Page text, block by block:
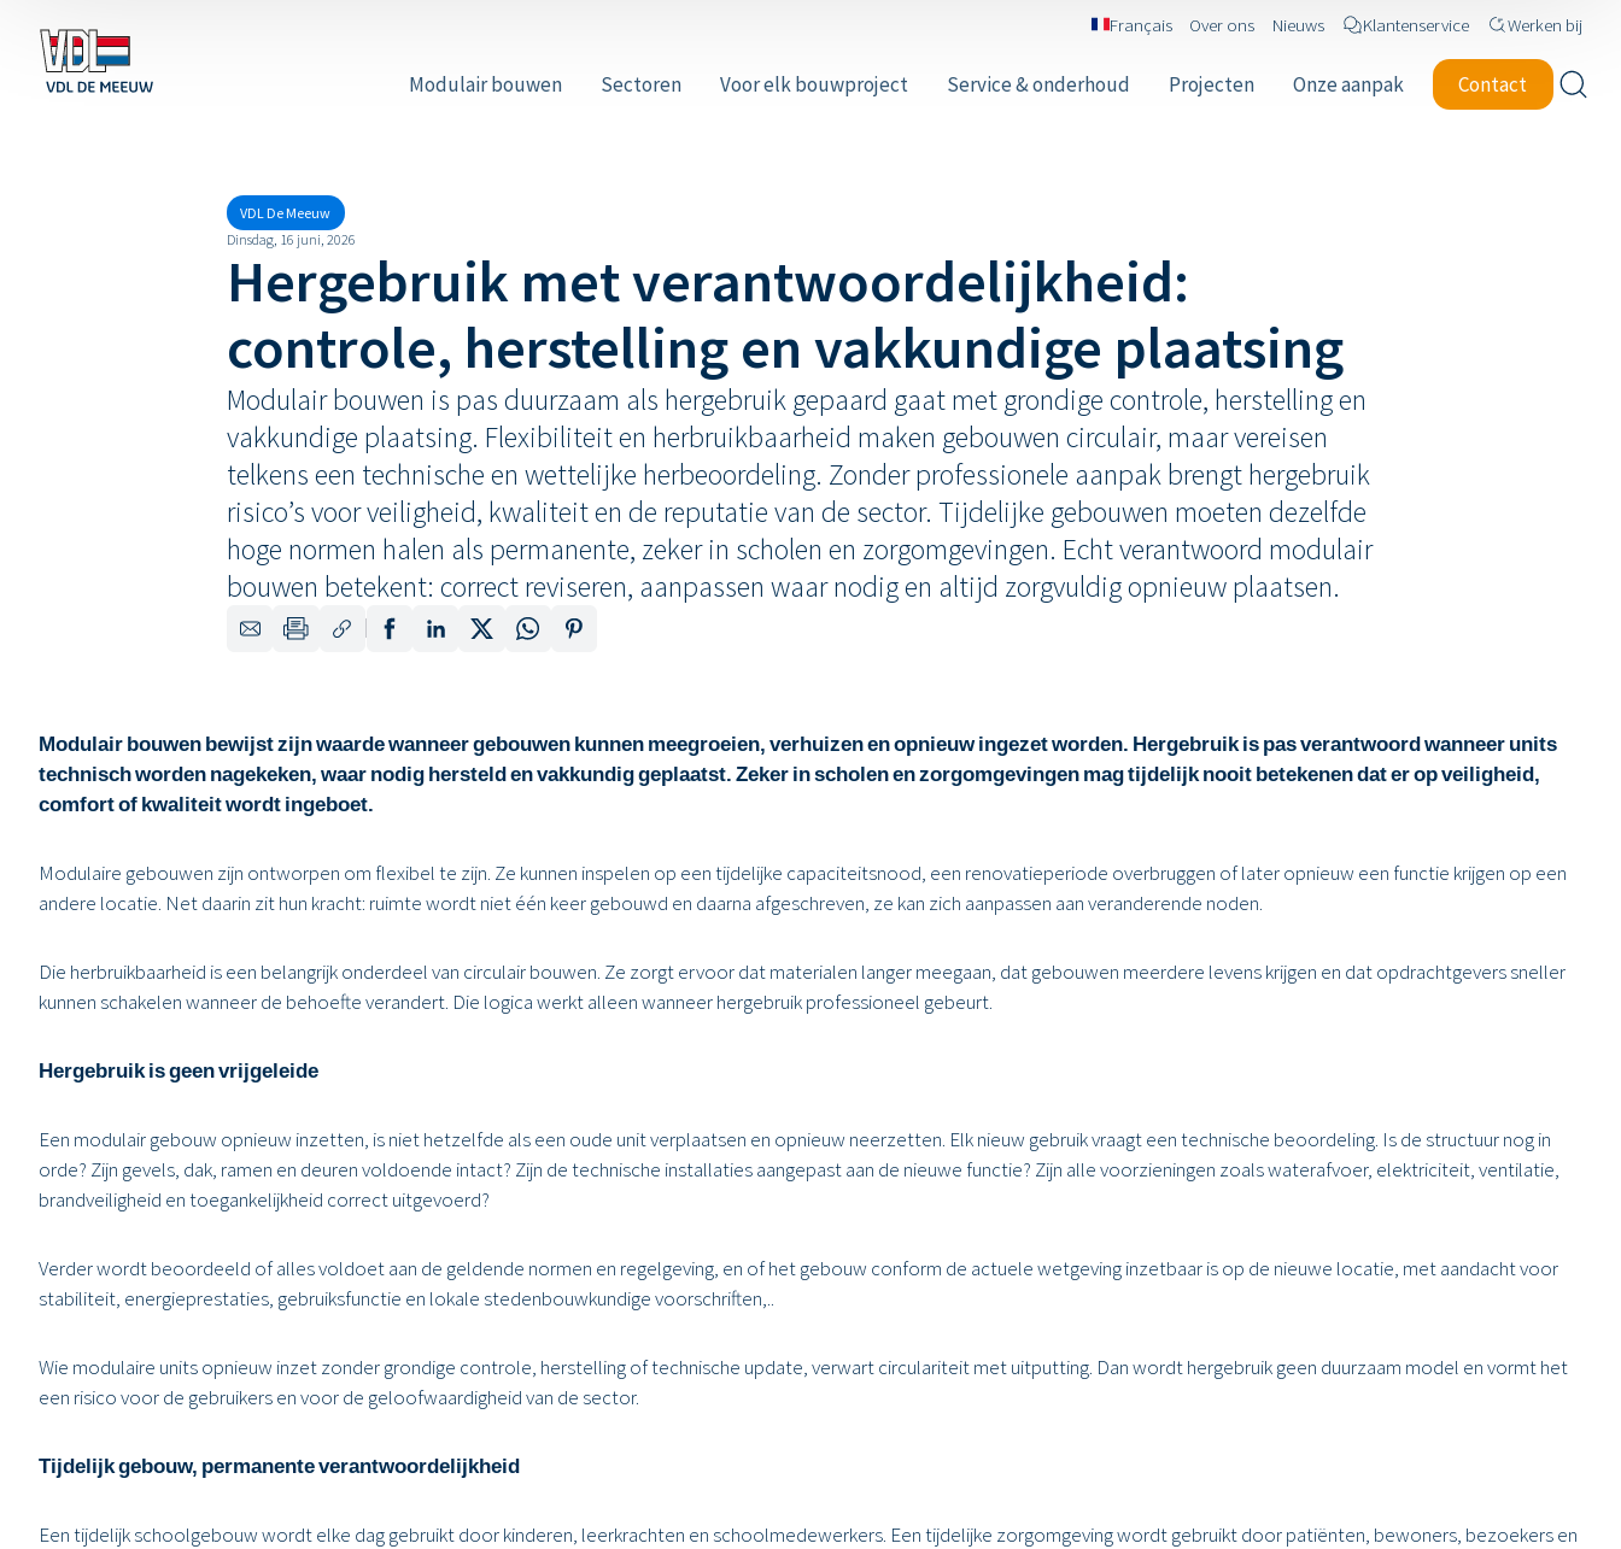
Français Over ons Nieuws Klantenservice Werken bij
Modulair bouwen Sectoren Voor elk bouwproject Service & onderhoud Projecten Onze aanpak Contact
VDL De Meeuw
Dinsdag, 16 juni, 2026
Hergebruik met verantwoordelijkheid:
controle, herstelling en vakkundige plaatsing
Modulair bouwen is pas duurzaam als hergebruik gepaard gaat met grondige controle, herstelling en
vakkundige plaatsing. Flexibiliteit en herbruikbaarheid maken gebouwen circulair, maar vereisen
telkens een technische en wettelijke herbeoordeling. Zonder professionele aanpak brengt hergebruik
risico’s voor veiligheid, kwaliteit en de reputatie van de sector. Tijdelijke gebouwen moeten dezelfde
hoge normen halen als permanente, zeker in scholen en zorgomgevingen. Echt verantwoord modulair
bouwen betekent: correct reviseren, aanpassen waar nodig en altijd zorgvuldig opnieuw plaatsen.
Modulair bouwen bewijst zijn waarde wanneer gebouwen kunnen meegroeien, verhuizen en opnieuw ingezet worden. Hergebruik is pas verantwoord wanneer units
technisch worden nagekeken, waar nodig hersteld en vakkundig geplaatst. Zeker in scholen en zorgomgevingen mag tijdelijk nooit betekenen dat er op veiligheid,
comfort of kwaliteit wordt ingeboet.
Modulaire gebouwen zijn ontworpen om flexibel te zijn. Ze kunnen inspelen op een tijdelijke capaciteitsnood, een renovatieperiode overbruggen of later opnieuw een functie krijgen op een
andere locatie. Net daarin zit hun kracht: ruimte wordt niet één keer gebouwd en daarna afgeschreven, ze kan zich aanpassen aan veranderende noden.
Die herbruikbaarheid is een belangrijk onderdeel van circulair bouwen. Ze zorgt ervoor dat materialen langer meegaan, dat gebouwen meerdere levens krijgen en dat opdrachtgevers sneller
kunnen schakelen wanneer de behoefte verandert. Die logica werkt alleen wanneer hergebruik professioneel gebeurt.
Hergebruik is geen vrijgeleide
Een modulair gebouw opnieuw inzetten, is niet hetzelfde als een oude unit verplaatsen en opnieuw neerzetten. Elk nieuw gebruik vraagt een technische beoordeling. Is de structuur nog in
orde? Zijn gevels, dak, ramen en deuren voldoende intact? Zijn de technische installaties aangepast aan de nieuwe functie? Zijn alle voorzieningen zoals waterafvoer, elektriciteit, ventilatie,
brandveiligheid en toegankelijkheid correct uitgevoerd?
Verder wordt beoordeeld of alles voldoet aan de geldende normen en regelgeving, en of het gebouw conform de actuele wetgeving inzetbaar is op de nieuwe locatie, met aandacht voor
stabiliteit, energieprestaties, gebruiksfunctie en lokale stedenbouwkundige voorschriften,..
Wie modulaire units opnieuw inzet zonder grondige controle, herstelling of technische update, verwart circulariteit met uitputting. Dan wordt hergebruik geen duurzaam model en vormt het
een risico voor de gebruikers en voor de geloofwaardigheid van de sector.
Tijdelijk gebouw, permanente verantwoordelijkheid
Een tijdelijk schoolgebouw wordt elke dag gebruikt door kinderen, leerkrachten en schoolmedewerkers. Een tijdelijke zorgomgeving wordt gebruikt door patiënten, bewoners, bezoekers en